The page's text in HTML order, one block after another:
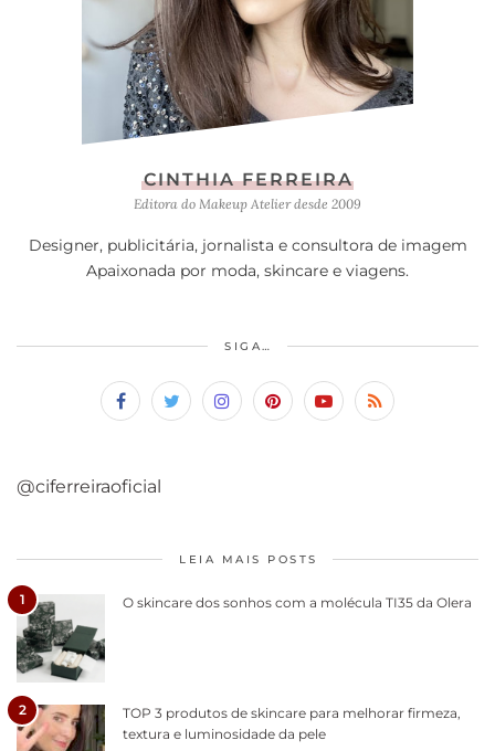
CINTHIA FERREIRA
Editora do Makeup Atelier desde 2009
Designer, publicitária, jornalista e consultora de imagem
Apaixonada por moda, skincare e viagens.
SIGA…
@ciferreiraoficial
LEIA MAIS POSTS
1 O skincare dos sonhos com a molécula TI35 da Olera
2
TOP 3 produtos de skincare para melhorar firmeza,
textura e luminosidade da pele